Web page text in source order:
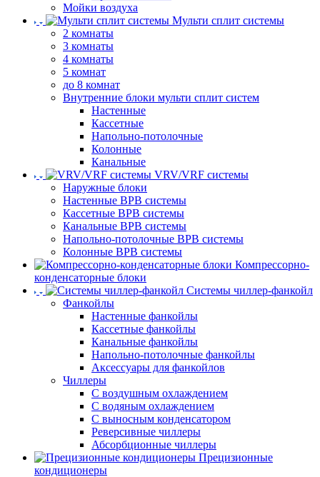
Мойки воздуха
Мульти сплит системы
2 комнаты
3 комнаты
4 комнаты
5 комнат
до 8 комнат
Внутренние блоки мульти сплит систем
Настенные
Кассетные
Напольно-потолочные
Колонные
Канальные
VRV/VRF системы
Наружные блоки
Настенные ВРВ системы
Кассетные ВРВ системы
Канальные ВРВ системы
Напольно-потолочные ВРВ системы
Колонные ВРВ системы
Компрессорно-
конденсаторные блоки
Системы чиллер-фанкойл
Фанкойлы
Настенные фанкойлы
Кассетные фанкойлы
Канальные фанкойлы
Напольно-потолочные фанкойлы
Аксессуары для фанкойлов
Чиллеры
С воздушным охлаждением
С водяным охлаждением
С выносным конденсатором
Реверсивные чиллеры
Абсорбционные чиллеры
Прецизионные
кондиционеры